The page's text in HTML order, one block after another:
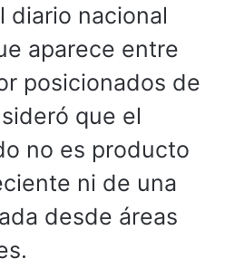
diario nacional
aparece entre
posicionados de
que el
no es producto
ni de una
desde áreas